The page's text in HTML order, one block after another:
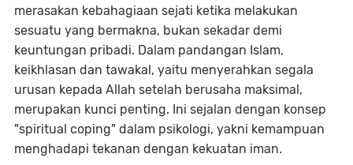
merasakan kebahagiaan sejati ketika melakukan
sesuatu yang bermakna, bukan sekadar demi
keuntungan pribadi. Dalam pandangan Islam,
keikhlasan dan tawakal, yaitu menyerahkan segala
urusan kepada Allah setelah berusaha maksimal,
merupakan kunci penting. Ini sejalan dengan konsep
"spiritual coping" dalam psikologi, yakni kemampuan
menghadapi tekanan dengan kekuatan iman.